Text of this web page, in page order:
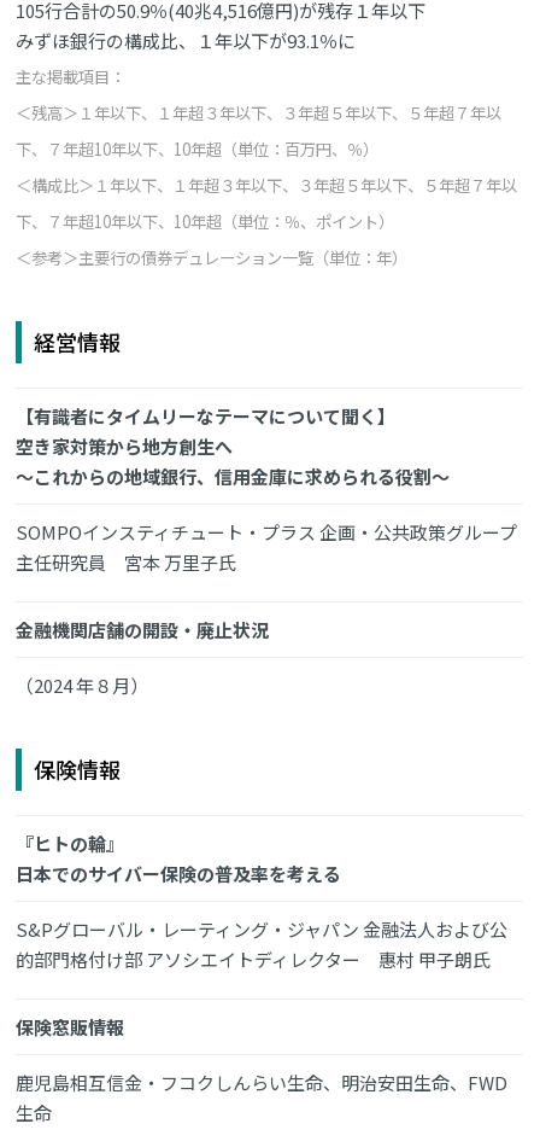
105行合計の50.9％(40兆4,516億円)が残存１年以下
みずほ銀行の構成比、１年以下が93.1％に
主な掲載項目：
＜残高＞１年以下、１年超３年以下、３年超５年以下、５年超７年以
下、７年超10年以下、10年超（単位：百万円、％）
＜構成比＞１年以下、１年超３年以下、３年超５年以下、５年超７年以
下、７年超10年以下、10年超（単位：％、ポイント）
＜参考＞主要行の債券デュレーション一覧（単位：年）
経営情報
【有識者にタイムリーなテーマについて聞く】
空き家対策から地方創生へ
～これからの地域銀行、信用金庫に求められる役割～
SOMPOインスティチュート・プラス 企画・公共政策グループ
主任研究員 宮本 万里子氏
金融機関店舗の開設・廃止状況
（2024 年８月）
保険情報
『ヒトの輪』
日本でのサイバー保険の普及率を考える
S&Pグローバル・レーティング・ジャパン 金融法人および公
的部門格付け部 アソシエイトディレクター 惠村 甲子朗氏
保険窓販情報
鹿児島相互信金・フコクしんらい生命、明治安田生命、FWD
生命